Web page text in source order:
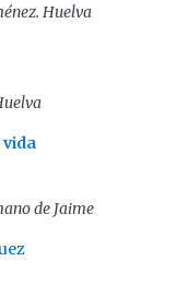
Huelva
de Jaime